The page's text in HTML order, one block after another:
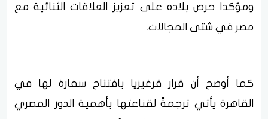
ومؤكدا حرص بلاده على تعزيز العلاقات الثنائية مع
مصر في شتى المجالات.
كما أوضح أن قرار قرغيزيا بافتتاح سفارة لها في
القاهرة يأتي ترجمةً لقناعتها بأهمية الدور المصري